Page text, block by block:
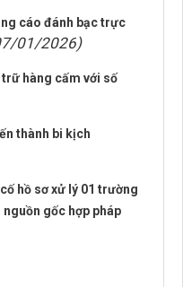
cáo đánh bạc trực
01/2026)
hàng cấm với số
thành bi kịch
hồ sơ xử lý 01 trường
gốc hợp pháp